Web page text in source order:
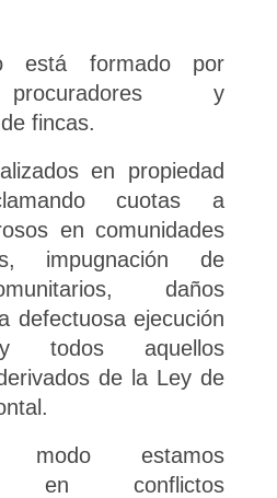
está formado por
y
fincas.
en propiedad
cuotas a
en comunidades
impugnación de
daños
defectuosa ejecución
aquellos
de la Ley de
estamos
en conflictos